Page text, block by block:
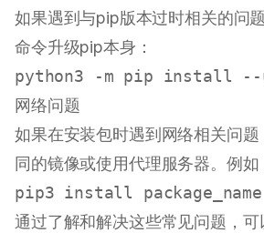
如果遇到与pip版本过时相关的问
命令升级pip本身：
网络问题
如果在安装包时遇到网络相关问
同的镜像或使用代理服务器。例如
通过了解和解决这些常见问题，